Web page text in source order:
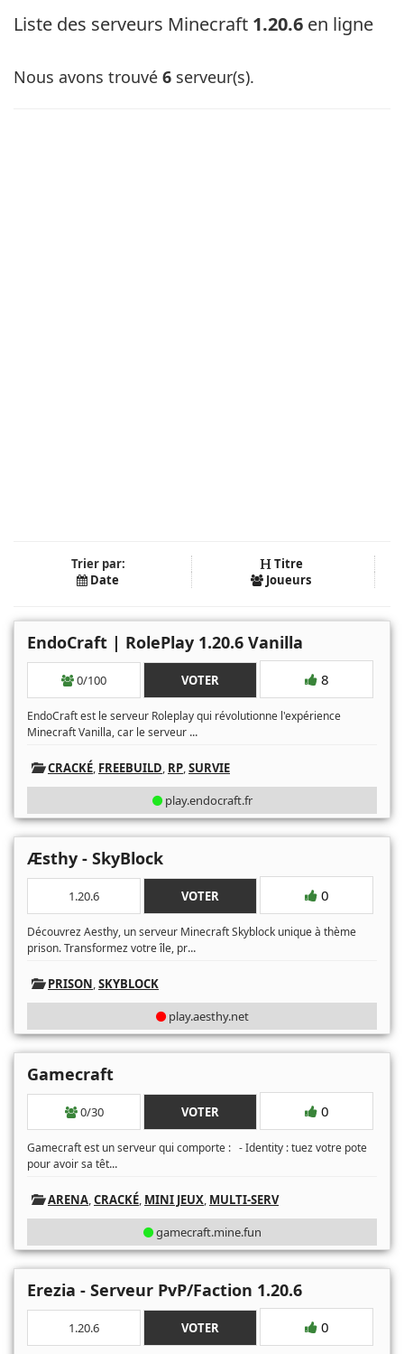
Liste des serveurs Minecraft 1.20.6 en ligne
Nous avons trouvé 6 serveur(s).
Trier par:
Titre
Date
Joueurs
EndoCraft | RolePlay 1.20.6 Vanilla
0/100 VOTER 8
EndoCraft est le serveur Roleplay qui révolutionne l'expérience
Minecraft Vanilla, car le serveur ...
CRACKÉ, FREEBUILD, RP,SURVIE
play.endocraft.fr
Æsthy - SkyBlock
1.20.6 VOTER 0
Découvrez Aesthy, un serveur Minecraft Skyblock unique à thème
prison. Transformez votre île, pr...
PRISON,SKYBLOCK
play.aesthy.net
Gamecraft
0/30 VOTER 0
Gamecraft est un serveur qui comporte : - Identity : tuez votre pote
pour avoir sa têt...
ARENA,CRACKÉ, MINI JEUX, MULTI-SERV
gamecraft.mine.fun
Erezia - Serveur PvP/Faction 1.20.6
1.20.6 VOTER 0